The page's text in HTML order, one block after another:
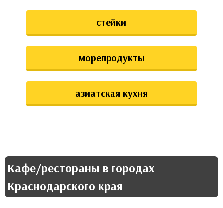
стейки
морепродукты
азиатская кухня
Кафе/рестораны в городах
Краснодарского края